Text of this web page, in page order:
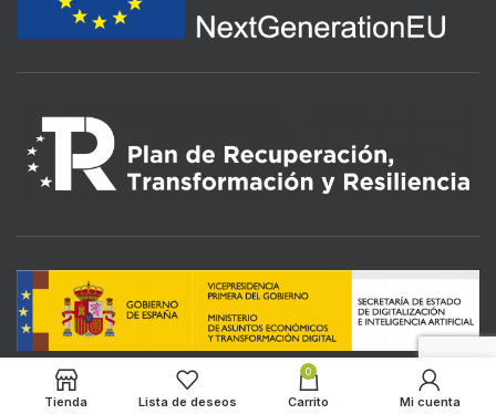
Tienda Lista de deseos
0
Carrito Mi cuenta